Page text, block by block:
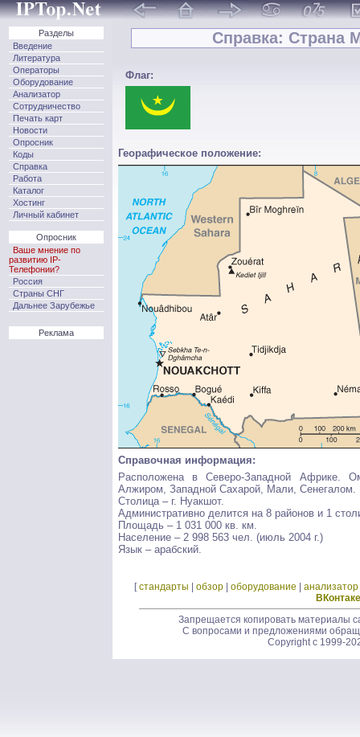
Разделы
Введение
Литература
Операторы
Оборудование
Анализатор
Сотрудничество
Печать карт
Новости
Опросник
Коды
Справка
Работа
Каталог
Хостинг
Личный кабинет
Опросник
Ваше мнение по
развитию IP-
Телефонии?
Россия
Страны СНГ
Дальнее Зарубежье
Реклама
Справка: Страна
Флаг:
Георафическое положение:
Справочная информация:
Расположена в Северо-Западной Африке.
Алжиром, Западной Сахарой, Мали, Сенегалом.
Столица – г. Нуакшот.
Административно делится на 8 районов и 1
Площадь – 1 031 000 кв. км.
Население – 2 998 563 чел. (июль 2004 г.)
Язык – арабский.
[стандарты обзор оборудование анализатор
ВКонтаке
Запрещается копировать материалы
С вопросами и предложениями
Copyright c 1999-